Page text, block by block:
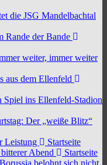
die JSG Mandelbachtal
Rande der Bande
weiter, immer weiter
aus dem Ellenfeld
Spiel ins Ellenfeld-Stadion
Der „weiße Blitz“
Leistung
Startseite
Abend
Startseite
belohnt sich nicht